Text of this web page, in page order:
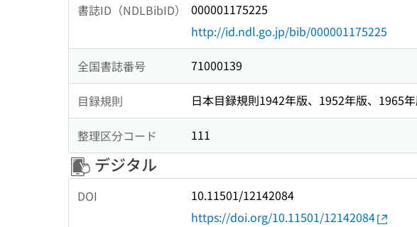
書誌ID（NDLBibID）
000001175225
http://id.ndl.go.jp/bib/000001175225
全国書誌番号 71000139
目録規則 日本目録規則1942年版、1952年版、1965
整理区分コード 111
デジタル
DOI
10.11501/12142084
https://doi.org/10.11501/12142084